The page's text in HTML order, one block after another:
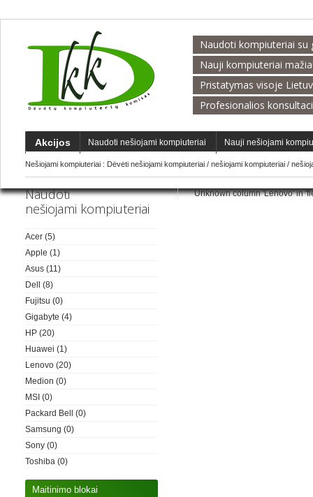
Naudoti kompiuteriai su
Nauji kompiuteriai
Pristatymas visoje
Profesionalios
Akcijos Naudoti nešiojami kompiuteriai Nauji nešiojami
Nešiojami kompiuteriai : Dėvėti nešiojami kompiuteriai / nešiojami kompiuteriai /
Naudoti
nešiojami kompiuteriai
Acer (5)
Apple (1)
Asus (11)
Dell
(8)
Fujitsu (0)
Gigabyte (4)
HP (20)
Huawei (1)
Lenovo (20)
Medion (0)
MSI (0)
Packard Bell
(0)
Samsung (0)
Sony (0)
Toshiba (0)
Maitinimo blokai
Unknown column 'Lenovo' in